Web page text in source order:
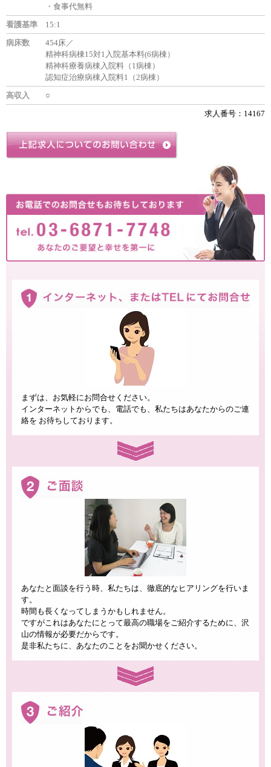
・食事代無料
看護基準
15:1
病床数
454床／
精神科病棟15対1入院基本料(6病棟）
精神科療養病棟入院料（1病棟）
認知症治療病棟入院料1（2病棟）
高収入
○
求人番号：14167
まずは、お気軽にお問合せください。
インターネットからでも、電話でも、私たちはあなたからのご連
絡を お待ちしております。
あなたと面談を行う時、私たちは、徹底的なヒアリングを行いま
す。
時間も長くなってしまうかもしれません。
ですがこれはあなたにとって最高の職場をご紹介するために、沢
山の情報が必要だからです。
是非私たちに、あなたのことをお聞かせください。